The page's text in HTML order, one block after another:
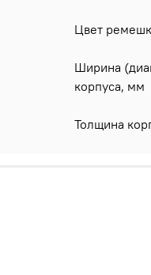
Цвет
Ширина
корпуса, мм
Толщина